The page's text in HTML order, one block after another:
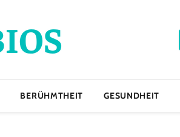
BERÜHMTHEIT GESUNDHEIT